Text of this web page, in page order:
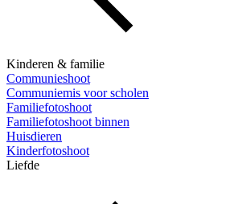
Kinderen & familie
Communieshoot
Communiemis voor scholen
Familiefotoshoot
Familiefotoshoot binnen
Huisdieren
Kinderfotoshoot
Liefde